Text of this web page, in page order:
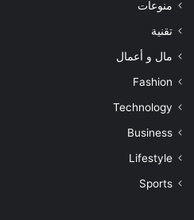
منوعات
تقنية
مال و أعمال
Fashion
Technology
Business
Lifestyle
Sports